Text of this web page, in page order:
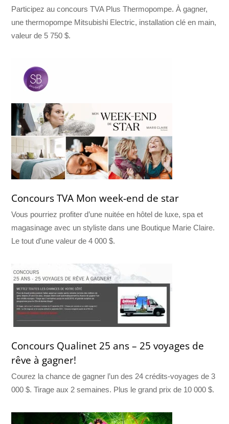
Participez au concours TVA Plus Thermopompe. À gagner,
une thermopompe Mitsubishi Electric, installation clé en main,
valeur de 5 750 $.
Concours TVA Mon week-end de star
Vous pourriez profiter d’une nuitée en hôtel de luxe, spa et
magasinage avec un styliste dans une Boutique Marie Claire.
Le tout d’une valeur de 4 000 $.
Concours Qualinet 25 ans – 25 voyages de
rêve à gagner!
Courez la chance de gagner l’un des 24 crédits-voyages de 3
000 $. Tirage aux 2 semaines. Plus le grand prix de 10 000 $.